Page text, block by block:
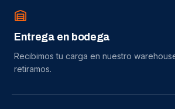
Entrega en bodega
Recibimos tu carga en nuestro
retiramos.